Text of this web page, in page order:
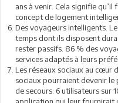
ans à venir. Cela signifie
concept de logement
Des voyageurs intelligents.
temps dont ils disposent
rester passifs. 86 % des
services adaptés à leurs
Les réseaux sociaux au cœur
sociaux pourraient devenir le
de secours. 6 utilisateurs sur
application qui leur fournirait